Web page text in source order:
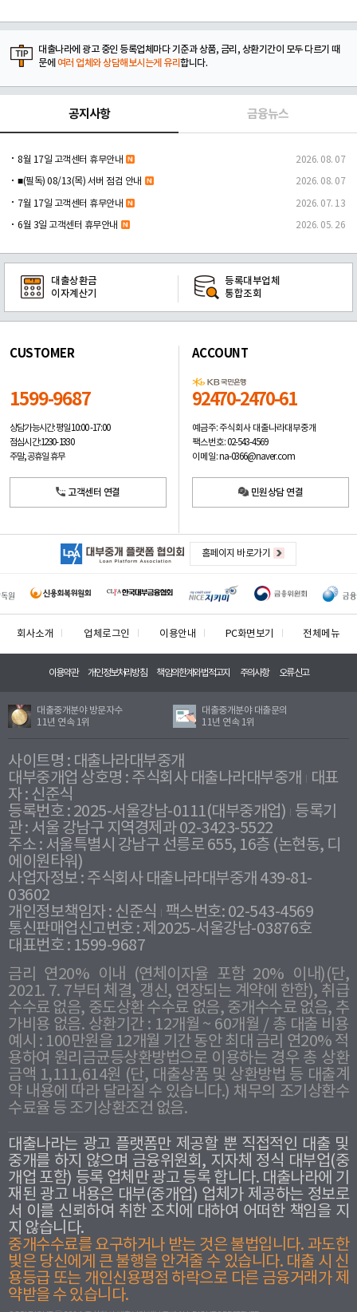
대출나라에 광고 중인 등록업체마다 기준과 상품, 금리, 상환기간이 모두 다르기 때
문에 여러 업체와 상담해보시는게 유리합니다.
공지사항 금융뉴스
8월 17일 고객센터 휴무안내 2026. 08. 07
■(필독) 08/13(목) 서버 점검 안내 2026. 08. 07
7월 17일 고객센터 휴무안내 2026. 07. 13
6월 3일 고객센터 휴무안내 2026. 05. 26
대출상환금
이자계산기
등록대부업체
통합조회
CUSTOMER
1599-9687
상담가능시간: 평일10:00 -17:00
점심시간: 12:30 - 13:30
주말, 공휴일 휴무
고객센터 연결
ACCOUNT
92470-2470-61
예금주: 주식회사 대출나라대부중개
팩스번호: 02-543-4569
이메일: na-0366@naver.com
민원상담 연결
홈페이지 바로가기
회사소개 업체로그인 이용안내 PC화면보기 전체메뉴
이용약관 개인정보처리방침 책임의한계와법적고지 주의사항 오류신고
대출중개분야 방문자수
11년 연속 1위
대출중개분야 대출문의
11년 연속 1위
사이트명 : 대출나라대부중개
대부중개업 상호명 : 주식회사 대출나라대부중개
대표
자 : 신준식
등록번호 : 2025-서울강남-0111(대부중개업) 등록기
관 : 서울 강남구 지역경제과 02-3423-5522
주소 : 서울특별시 강남구 선릉로 655, 16층 (논현동, 디
에이원타워)
사업자정보 : 주식회사 대출나라대부중개 439-81-
03602
개인정보책임자 : 신준식
팩스번호: 02-543-4569
통신판매업신고번호 : 제2025-서울강남-03876호
대표번호 : 1599-9687
금리 연20% 이내 (연체이자율 포함 20% 이내)(단,
2021. 7. 7부터 체결, 갱신, 연장되는 계약에 한함), 취급
수수료 없음, 중도상환 수수료 없음, 중개수수료 없음, 추
가비용 없음. 상환기간 : 12개월 ~ 60개월 / 총 대출 비용
예시 : 100만원을 12개월 기간 동안 최대 금리 연20% 적
용하여 원리금균등상환방법으로 이용하는 경우 총 상환
금액 1,111,614원 (단, 대출상품 및 상환방법 등 대출계
약 내용에 따라 달라질 수 있습니다.) 채무의 조기상환수
수료율 등 조기상환조건 없음.
대출나라는 광고 플랫폼만 제공할 뿐 직접적인 대출 및
중개를 하지 않으며 금융위원회, 지자체 정식 대부업(중
개업 포함) 등록 업체만 광고 등록 합니다. 대출나라에 기
재된 광고 내용은 대부(중개업) 업체가 제공하는 정보로
서 이를 신뢰하여 취한 조치에 대하여 어떠한 책임을 지
지 않습니다.
중개수수료를 요구하거나 받는 것은 불법입니다. 과도한
빛은 당신에게 큰 불행을 안겨줄 수 있습니다. 대출 시 신
용등급 또는 개인신용평점 하락으로 다른 금융거래가 제
약받을 수 있습니다.